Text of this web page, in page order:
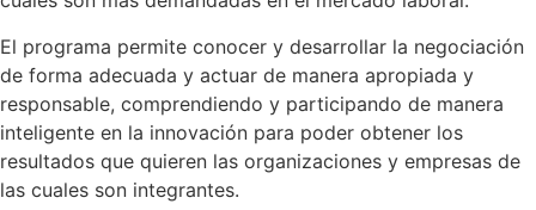
El programa permite conocer y desarrollar la negociación
de forma adecuada y actuar de manera apropiada y
responsable, comprendiendo y participando de manera
inteligente en la innovación para poder obtener los
resultados que quieren las organizaciones y empresas de
las cuales son integrantes.